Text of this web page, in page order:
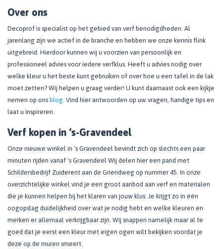
Over ons
Decoprof is specialist op het gebied van verf benodigdheden. Al
jarenlang zijn we actief in de branche en hebben we onze kennis flink
uitgebreid. Hierdoor kunnen wij u voorzien van persoonlijk en
professioneel advies voor iedere verfklus. Heeft u advies nodig over
welke kleur u het beste kunt gebruiken of over hoe u een tafel in de lak
moet zetten? Wij helpen u graag verder! U kunt daarnaast ook een kijkje
nemen op ons blog. Vind hier antwoorden op uw vragen, handige tips en
laat u inspireren.
Verf kopen in ‘s-Gravendeel
Onze nieuwe winkel in ‘s Gravendeel bevindt zich op slechts een paar
minuten rijden vanaf 's Gravendeel Wij delen hier een pand met
Schildersbedrijf Zuiderent aan de Griendweg op nummer 45. In onze
overzichtelijke winkel vind je een groot aanbod aan verf en materialen
die je kunnen helpen bij het klaren van jouw klus. Je krijgt zo in één
oogopslag duidelijkheid over wat je nodig hebt en welke kleuren en
merken er allemaal verkrijgbaar zijn. Wij snappen namelijk maar al te
goed dat je eerst een kleur met eigen ogen wilt bekijken voordat je
deze op de muren smeert.